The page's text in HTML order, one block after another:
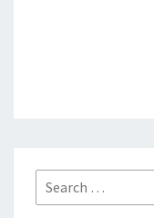
Search
for: